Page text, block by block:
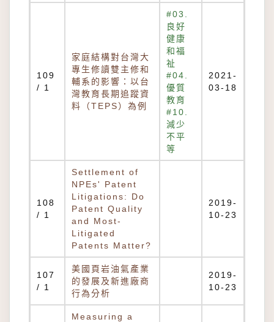
109
/ 1
家庭結構對台灣大
專生修讀雙主修和
輔系的影響：以台
灣教育長期追蹤資
料（TEPS）為例
#03.
良好
健康
和福
祉
#04.
優質
教育
#10.
減少
不平
等
2021-
03-18
108
/ 1
Settlement of
NPEs' Patent
Litigations: Do
Patent Quality
and Most-
Litigated
Patents Matter?
2019-
10-23
107
/ 1
美國頁岩油氣產業
的發展及新進廠商
行為分析
2019-
10-23
Measuring a